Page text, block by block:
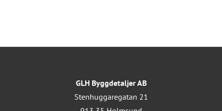
GLH Byggdetaljer AB
Stenhuggaregatan 21